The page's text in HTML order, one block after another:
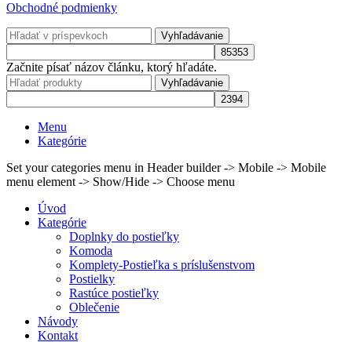
Obchodné podmienky
Vyhľadávanie
Začnite písať názov článku, ktorý hľadáte.
Vyhľadávanie
Menu
Kategórie
Set your categories menu in Header builder -> Mobile -> Mobile
menu element -> Show/Hide -> Choose menu
Úvod
Kategórie
Doplnky do postieľky
Komoda
Komplety-Postieľka s príslušenstvom
Postielky
Rastúce postieľky
Oblečenie
Návody
Kontakt